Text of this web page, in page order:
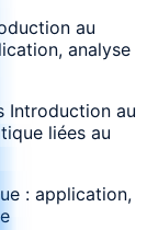
au
analyse
Introduction au
liées au
: application,